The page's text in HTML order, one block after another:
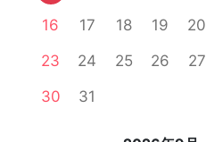
小牧市 春日井市 半田市
16
17 18 19 20
23
24 25 26 27
30
31